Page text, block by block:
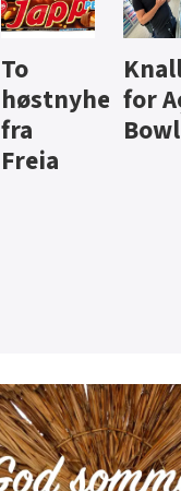
Aass vil
bli
førstevalg
i lite-
Brus
jus